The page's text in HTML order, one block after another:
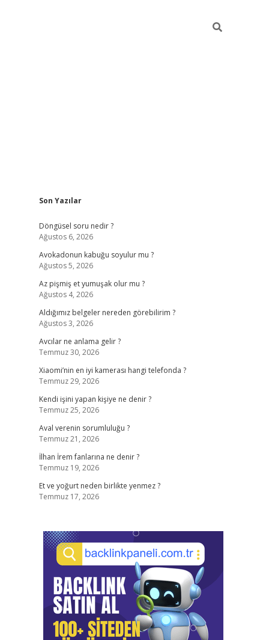
Sidebar
Son Yazılar
Döngüsel soru nedir ?
Ağustos 6, 2026
Avokadonun kabuğu soyulur mu ?
Ağustos 5, 2026
Az pişmiş et yumuşak olur mu ?
Ağustos 4, 2026
Aldığımız belgeler nereden görebilirim ?
Ağustos 3, 2026
Avcılar ne anlama gelir ?
Temmuz 30, 2026
Xiaomi’nin en iyi kamerası hangi telefonda ?
Temmuz 29, 2026
Kendi işini yapan kişiye ne denir ?
Temmuz 25, 2026
Aval verenin sorumluluğu ?
Temmuz 21, 2026
İlhan İrem fanlarına ne denir ?
Temmuz 19, 2026
Et ve yoğurt neden birlikte yenmez ?
Temmuz 17, 2026